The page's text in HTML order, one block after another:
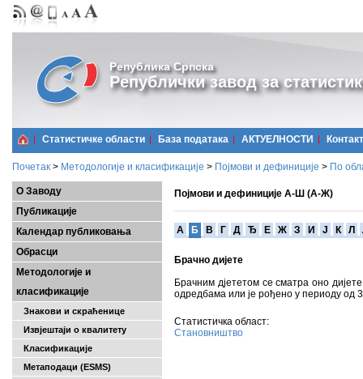
Република Српска
Републички завод за
Статистичке области Базa података АКТУЕЛНОСТИ Контакт
Почетак > Методологије и класификације > Појмови и дефиниције > По
О Заводу
Публикације
Календар публиковања
Обрасци
Методологије и
класификације
Знакови и скраћенице
Извјештаји о квалитету
Класификације
Метаподаци (ESMS)
Појмови и дефиниције А-Ш (А-Ж)
A Б В Г Д Ђ Е Ж З И Ј К Л
Брачно дијете
Брачним дјететом се сматра оно
одредбама или је рођено у периоду од
Статистичка област:
Становништво